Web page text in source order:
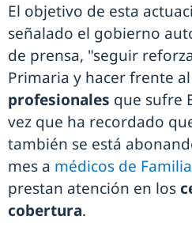
El objetivo de esta
señalado el gobierno
de prensa, "seguir
Primaria y hacer frente al
profesionales que sufre
vez que ha recordado
también se está
mes a médicos de
prestan atención en los
cobertura.